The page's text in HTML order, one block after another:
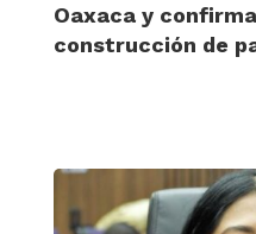
Oaxaca y
construcción de